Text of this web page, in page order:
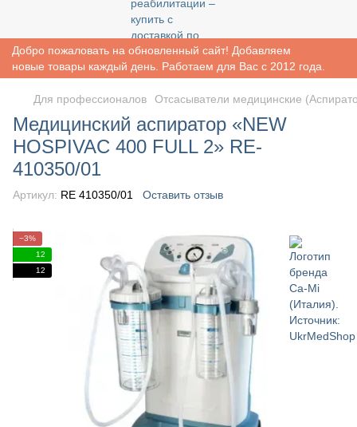
Добро пожаловать на обновленный сайт! Добавляем
новые товары каждый день. Работаем для Вас с 2012 года.
Для профессионалов Отсасыватели медицинские
Медицинский аспиратор «NEW
HOSPIVAC 400 FULL 2» RE-
410350/01
Артикул: RE 410350/01 Оставить отзыв
−3%
12
12